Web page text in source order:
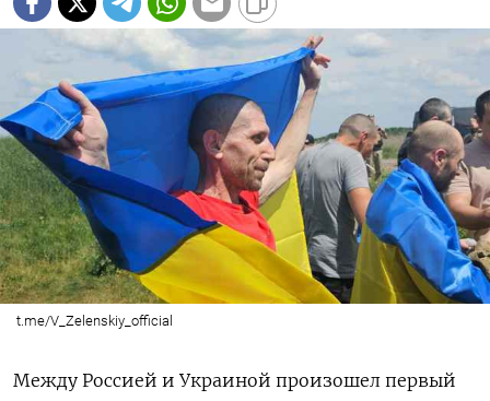
t.me/V_Zelenskiy_official
Между Россией и Украиной произошел первый